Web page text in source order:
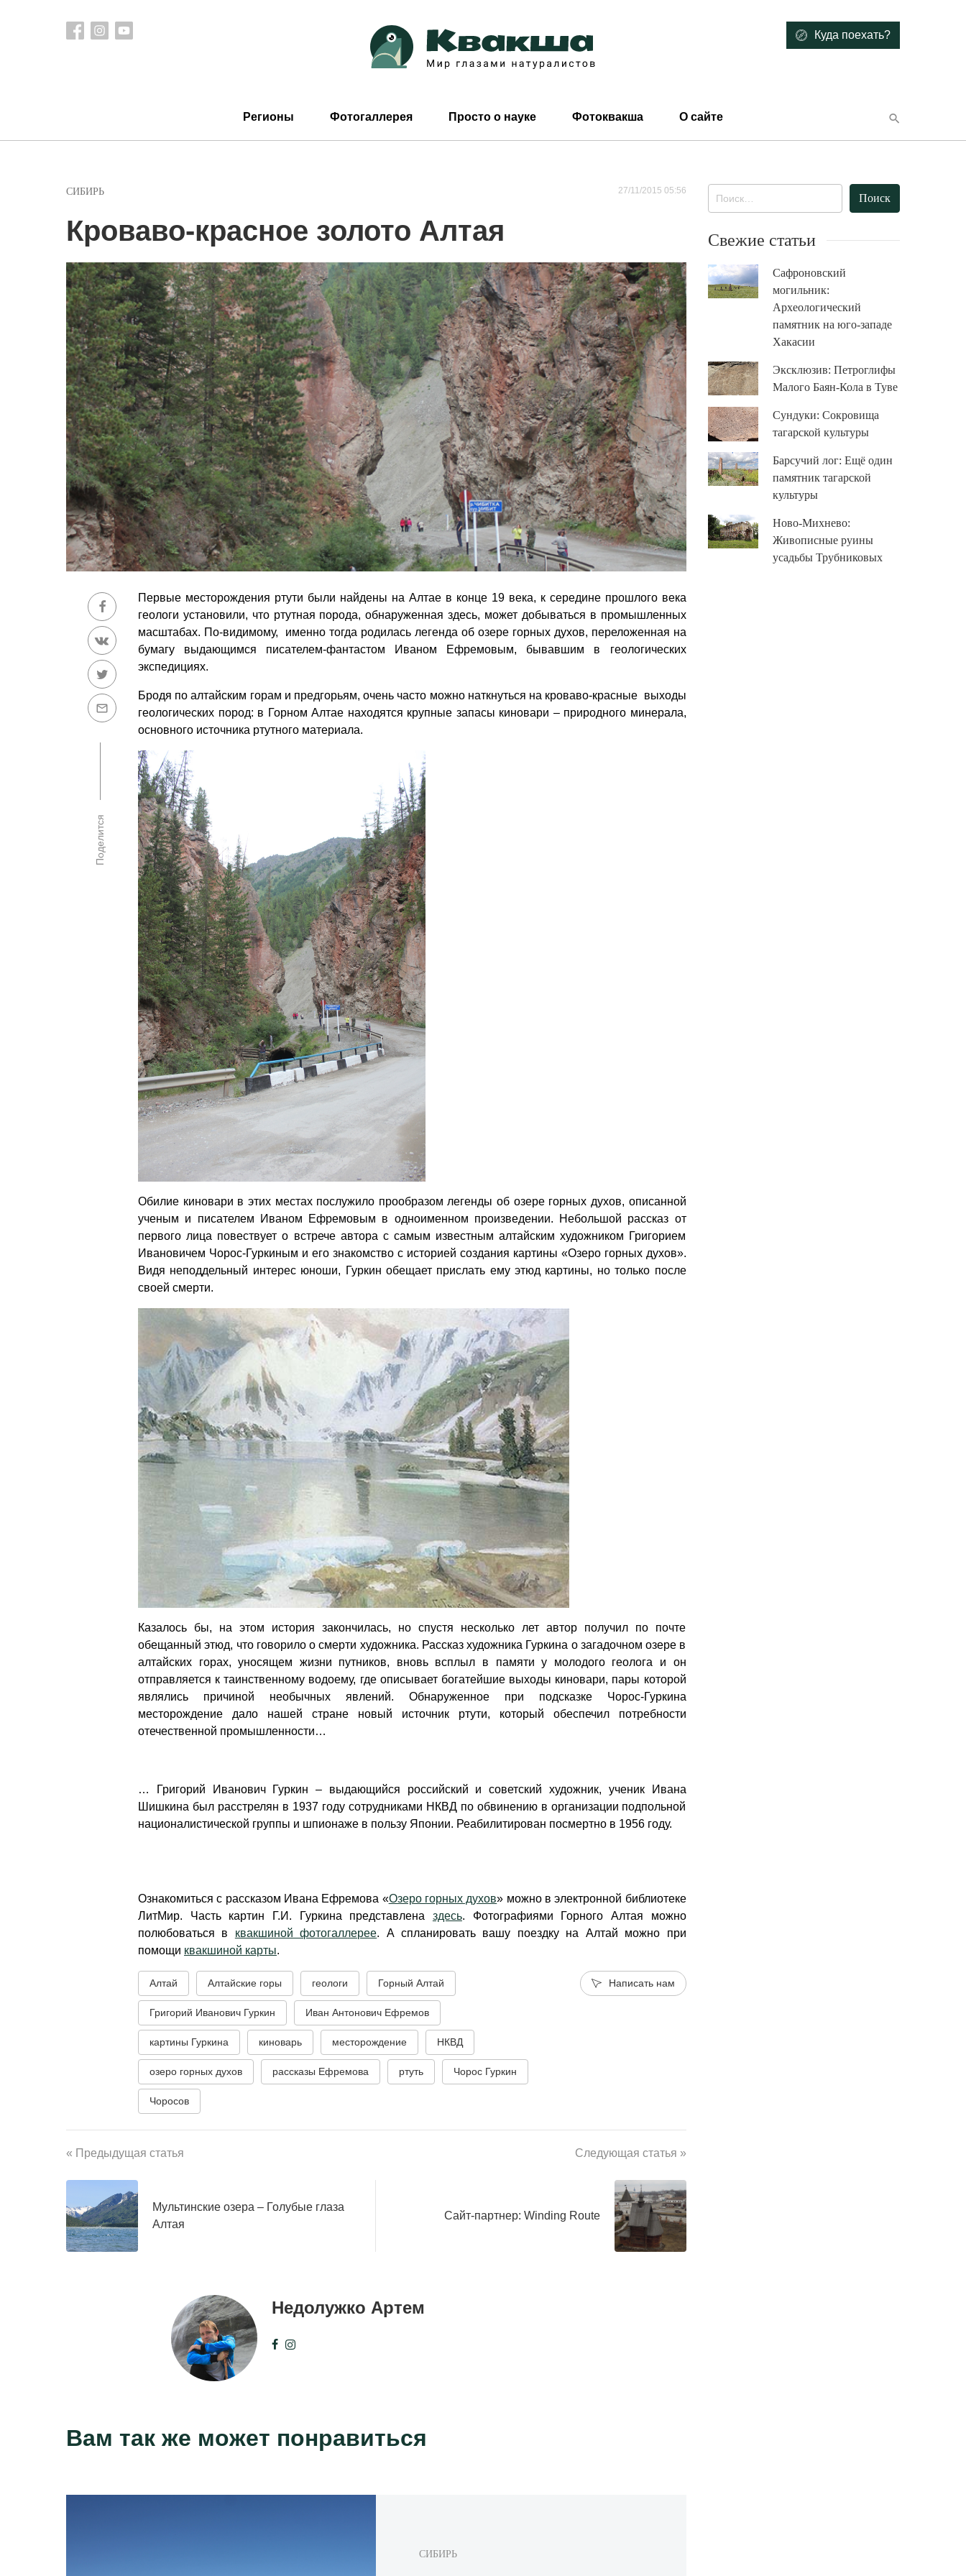
Куда поехать?
Регионы Фотогаллерея Просто о науке Фотоквакша О сайте
СИБИРЬ 27/11/2015 05:56
Кроваво-красное золото Алтая
Поделится
Первые месторождения ртути были найдены на Алтае в конце 19 века, к середине прошлого века
геологи установили, что ртутная порода, обнаруженная здесь, может добываться в промышленных
масштабах. По-видимому, именно тогда родилась легенда об озере горных духов, переложенная на
бумагу выдающимся писателем-фантастом Иваном Ефремовым, бывавшим в геологических
экспедициях.
Бродя по алтайским горам и предгорьям, очень часто можно наткнуться на кроваво-красные выходы
геологических пород: в Горном Алтае находятся крупные запасы киновари – природного минерала,
основного источника ртутного материала.
Обилие киновари в этих местах послужило прообразом легенды об озере горных духов, описанной
ученым и писателем Иваном Ефремовым в одноименном произведении. Небольшой рассказ от
первого лица повествует о встрече автора с самым известным алтайским художником Григорием
Ивановичем Чорос-Гуркиным и его знакомство с историей создания картины «Озеро горных духов».
Видя неподдельный интерес юноши, Гуркин обещает прислать ему этюд картины, но только после
своей смерти.
Казалось бы, на этом история закончилась, но спустя несколько лет автор получил по почте
обещанный этюд, что говорило о смерти художника. Рассказ художника Гуркина о загадочном озере в
алтайских горах, уносящем жизни путников, вновь всплыл в памяти у молодого геолога и он
отправляется к таинственному водоему, где описывает богатейшие выходы киновари, пары которой
являлись причиной необычных явлений. Обнаруженное при подсказке Чорос-Гуркина
месторождение дало нашей стране новый источник ртути, который обеспечил потребности
отечественной промышленности…
… Григорий Иванович Гуркин – выдающийся российский и советский художник, ученик Ивана
Шишкина был расстрелян в 1937 году сотрудниками НКВД по обвинению в организации подпольной
националистической группы и шпионаже в пользу Японии. Реабилитирован посмертно в 1956 году.
Ознакомиться с рассказом Ивана Ефремова «Озеро горных духов» можно в электронной библиотеке
ЛитМир. Часть картин Г.И. Гуркина представлена здесь. Фотографиями Горного Алтая можно
полюбоваться в квакшиной фотогаллерее. А спланировать вашу поездку на Алтай можно при
помощи квакшиной карты.
Алтай Алтайские горы геологи Горный Алтай
Григорий Иванович Гуркин Иван Антонович Ефремов
картины Гуркина киноварь месторождение НКВД
озеро горных духов рассказы Ефремова ртуть Чорос Гуркин
Чоросов
Написать нам
« Предыдущая статья
Мультинские озера – Голубые глаза
Алтая
Следующая статья »
Сайт-партнер: Winding Route
Недолужко Артем
Вам так же может понравиться
СИБИРЬ
Свежие статьи
Сафроновский
могильник:
Археологический
памятник на юго-западе
Хакасии
Эксклюзив: Петроглифы
Малого Баян-Кола в Туве
Сундуки: Сокровища
тагарской культуры
Барсучий лог: Ещё один
памятник тагарской
культуры
Ново-Михнево:
Живописные руины
усадьбы Трубниковых